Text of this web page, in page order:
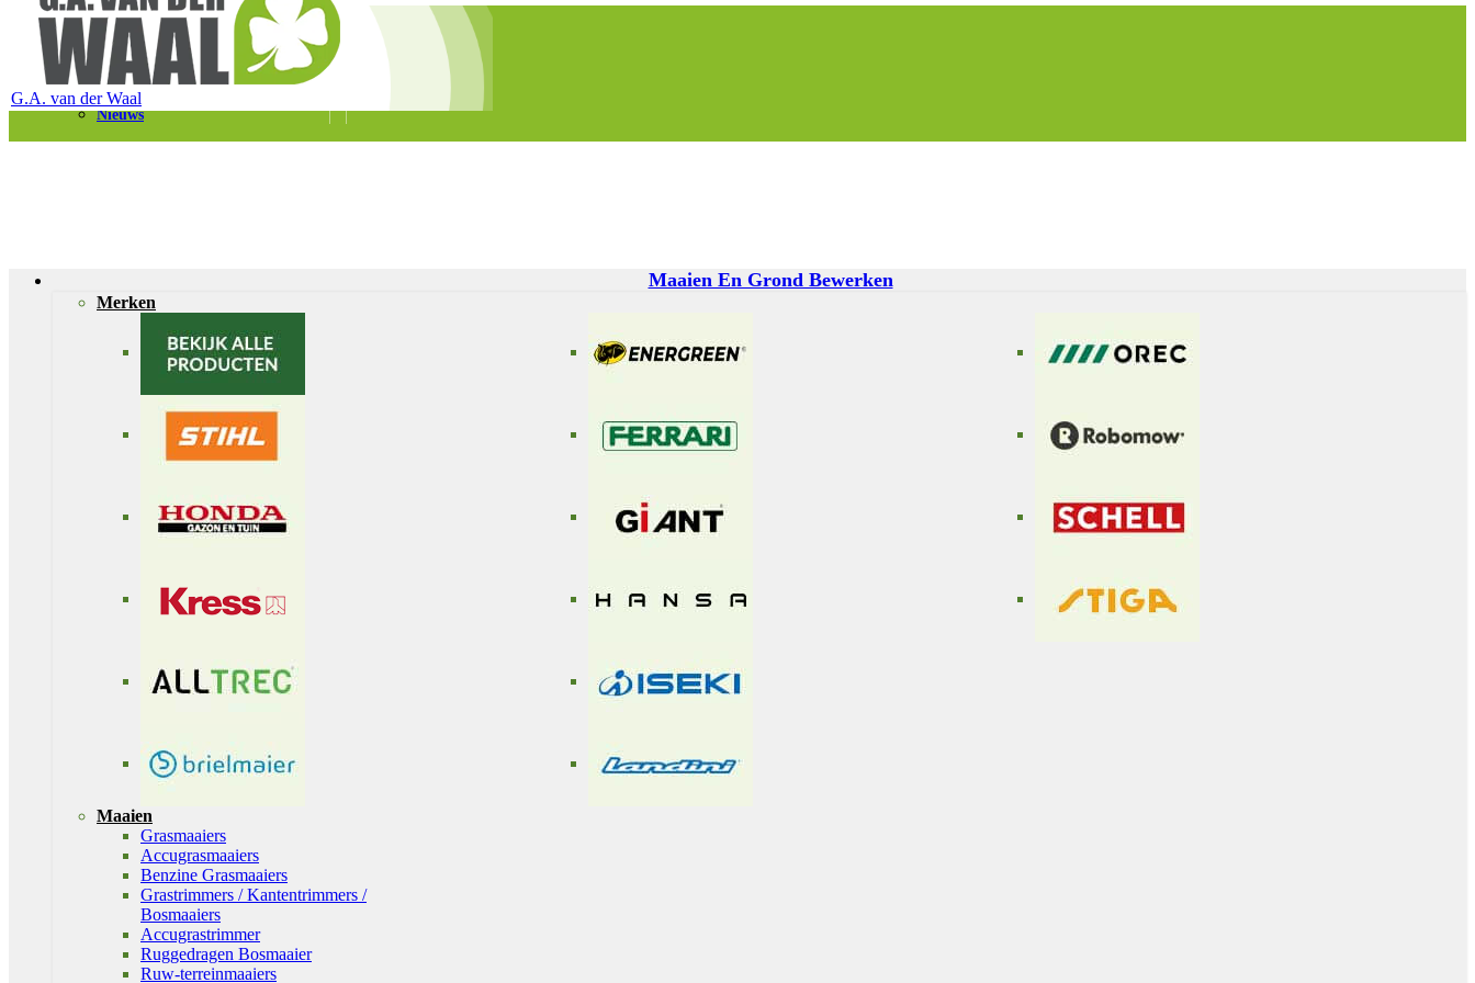
Telefoon 0180 – 421399
Schaapherderweg 6, 2988 CK Ridderkerk
Vacatures
Nieuws
G.A. van der Waal
Maaien En Grond Bewerken
Merken
Maaien
Grasmaaiers
Accugrasmaaiers
Benzine Grasmaaiers
Grastrimmers / Kantentrimmers /
Bosmaaiers
Accugrastrimmer
Ruggedragen Bosmaaier
Ruw-terreinmaaiers